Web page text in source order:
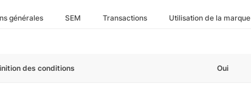
générales SEM Transactions Utilisation de la marque
des conditions Oui